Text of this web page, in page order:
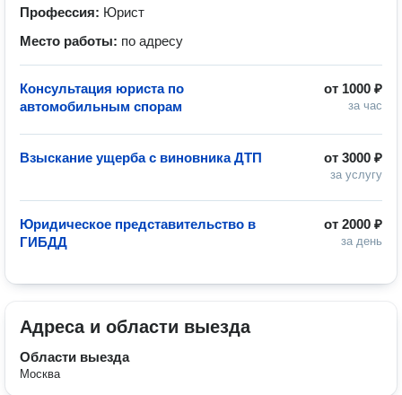
Профессия: Юрист
Место работы: по адресу
от 1000 ₽
за час
Консультация юриста по
автомобильным спорам
от 3000 ₽
за услугу
Взыскание ущерба с виновника ДТП
от 2000 ₽
за день
Юридическое представительство в
ГИБДД
Адреса и области выезда
Области выезда
Москва